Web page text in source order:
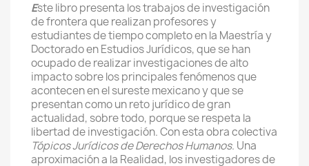
Este libro presenta los trabajos de investigación
de frontera que realizan profesores y
estudiantes de tiempo completo en la Maestría y
Doctorado en Estudios Jurídicos, que se han
ocupado de realizar investigaciones de alto
impacto sobre los principales fenómenos que
acontecen en el sureste mexicano y que se
presentan como un reto jurídico de gran
actualidad, sobre todo, porque se respeta la
libertad de investigación. Con esta obra colectiva
Tópicos Jurídicos de Derechos Humanos. Una
aproximación a la Realidad, los investigadores de